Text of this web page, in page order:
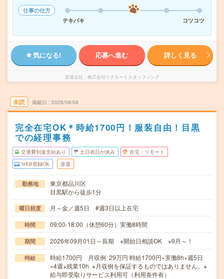
仕事の仕方
テキパキ
コツコツ
気になる! 応募へ進む 詳しく見る
派遣会社 株式会社リクルートスタッフィング
未読 掲載日 2026/08/08
完全在宅OK＊時給1700円！服装自由！目黒
での経理事務
交通費別途支給あり 土日祝日が休み 在宅・リモート
WEB登録OK 派遣
勤務地
東京都品川区
目黒駅から徒歩1分
曜日頻度 月～金／週5日 #週3日以上在宅
時間 09:00-18:00（休憩60分）実働8時間
期間 2026年09月01日～長期 ※開始日相談OK ※9月～！
時給
時給1700円 月収例 29万円 時給1700円×実働8h×週5日
×4週+残業10h ※月収例を保証するものではありません。※
給与即受取りサービス利用可（利用条件有）